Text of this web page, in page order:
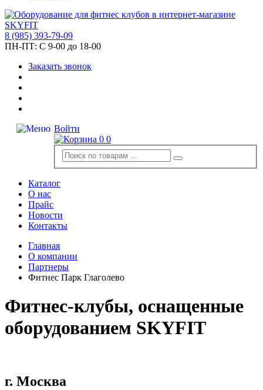
8 (985) 393-79-09
ПН-ПТ: С 9-00 до 18-00
Заказать звонок
Войти
0 0
Каталог
О нас
Прайс
Новости
Контакты
Главная
О компании
Партнеры
Фитнес Парк Глаголево
Фитнес-клубы, оснащенные
оборудованием SKYFIT
г. Москва